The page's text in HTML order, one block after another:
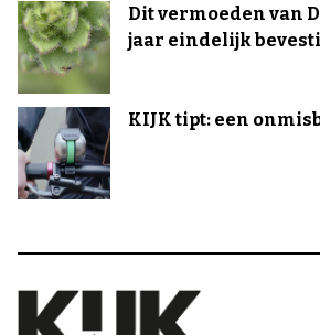
Dit vermoeden van
jaar eindelijk
KIJK tipt: een